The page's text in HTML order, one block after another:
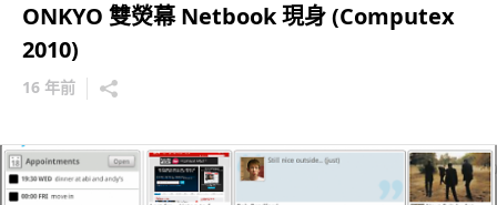
ONKYO 雙熒幕 Netbook 現身 (Computex
2010)
16 年前